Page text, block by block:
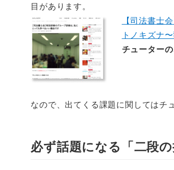
目があります。
【司法書士
トノキズナ
チューター
なので、出てくる課題に関してはチ
必ず話題になる「二段の